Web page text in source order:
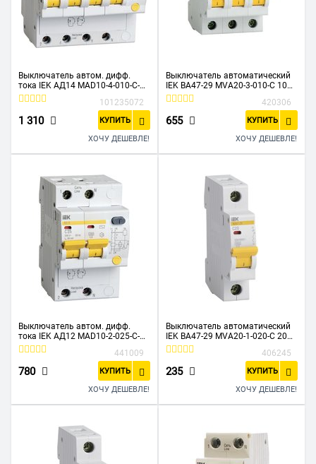
Выключатель автом. дифф.
тока IEK АД14 MAD10-4-010-C-
030 10A тип C 4.5kA 30мА AC 4П
101235072
1 310 КУПИТЬ
ХОЧУ ДЕШЕВЛЕ!
Выключатель автоматический
IEK ВА47-29 MVA20-3-010-C 10A
тип C 4.5kA 3П 400В 3мод белый
420306
655 КУПИТЬ
ХОЧУ ДЕШЕВЛЕ!
Выключатель автом. дифф.
тока IEK АД12 MAD10-2-025-C-
030 25A тип C 4.5kA 30мА AC 2П
441009
780 КУПИТЬ
ХОЧУ ДЕШЕВЛЕ!
Выключатель автоматический
IEK ВА47-29 MVA20-1-020-C 20A
тип C 4.5kA 1П 230/400В 1мод
406245
235 КУПИТЬ
ХОЧУ ДЕШЕВЛЕ!